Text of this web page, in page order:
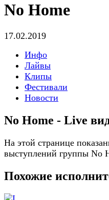
No Home
17.02.2019
Инфо
Лайвы
Клипы
Фестивали
Новости
No Home - Live
На этой странице
выступлений группы No
Похожие